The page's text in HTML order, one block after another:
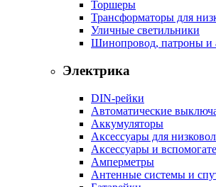
Торшеры
Трансформаторы для
Уличные светильники
Шинопровод, патроны и
Электрика
DIN-рейки
Автоматические
Аккумуляторы
Аксессуары для
Аксессуары и
Амперметры
Антенные системы и